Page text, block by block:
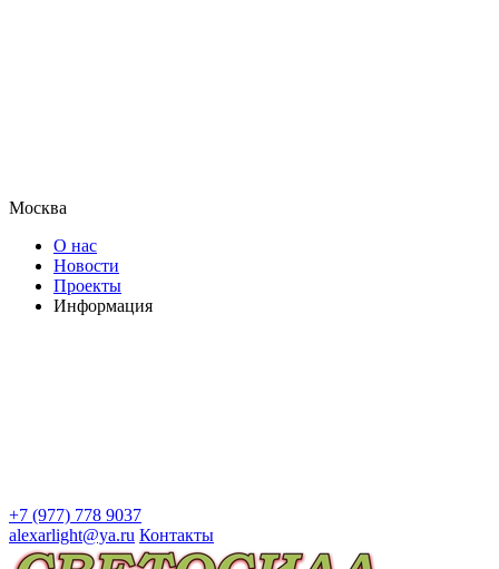
Москва
О нас
Новости
Проекты
Информация
+7 (977) 778 9037
alexarlight@ya.ru Контакты